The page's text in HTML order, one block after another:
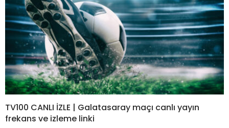
TV100 CANLI İZLE | Galatasaray maçı canlı yayın
frekans ve izleme linki